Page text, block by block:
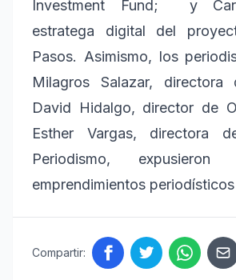
Investment Fund; y
estratega digital del
Pasos. Asimismo, los
Milagros Salazar, directora
David Hidalgo, director de
Esther Vargas, directora
Periodismo, expusieron
emprendimientos
Compartir: